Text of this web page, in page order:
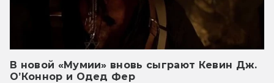
В новой «Мумии» вновь сыграют Кевин Дж.
О’Коннор и Одед Фер